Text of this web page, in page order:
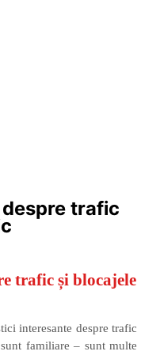
trafic
trafic și blocajele
interesante despre trafic
familiare – sunt multe